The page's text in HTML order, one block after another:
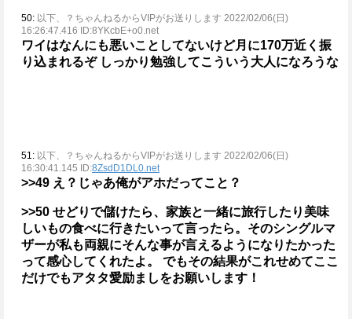
50: 以下、？ちゃんねるからVIPがお送りします 2022/02/06(日)
16:26:47.416 ID:8YKcbE+o0.net
ワイはなんにも悪いことしてないけど月に170万近く振
り込まれるぞ しっかり勉強してこういう大人になろうな
51: 以下、？ちゃんねるからVIPがお送りします 2022/02/06(日)
16:30:41.145 ID:8ZsdD1DL0.net
>>49 え？じゃあ俺がアホだってこと？
>>50 せどりで儲けたら、家族と一緒に旅行したり美味
しいもの食べに行きたいって言ったら。そのシングルマ
ザーが私も両親にそんな事が言えるようになりたかった
って感心してくれたよ。 でもその結果がこれせめてここ
だけでもアタタ愛励ましをお願いします！